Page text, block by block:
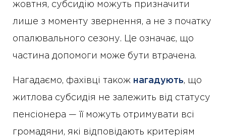
жовтня, субсидію можуть призначити
лише з моменту звернення, а не з початку
опалювального сезону. Це означає, що
частина допомоги може бути втрачена.
Нагадаємо, фахівці також нагадують, що
житлова субсидія не залежить від статусу
пенсіонера — її можуть отримувати всі
громадяни, які відповідають критеріям